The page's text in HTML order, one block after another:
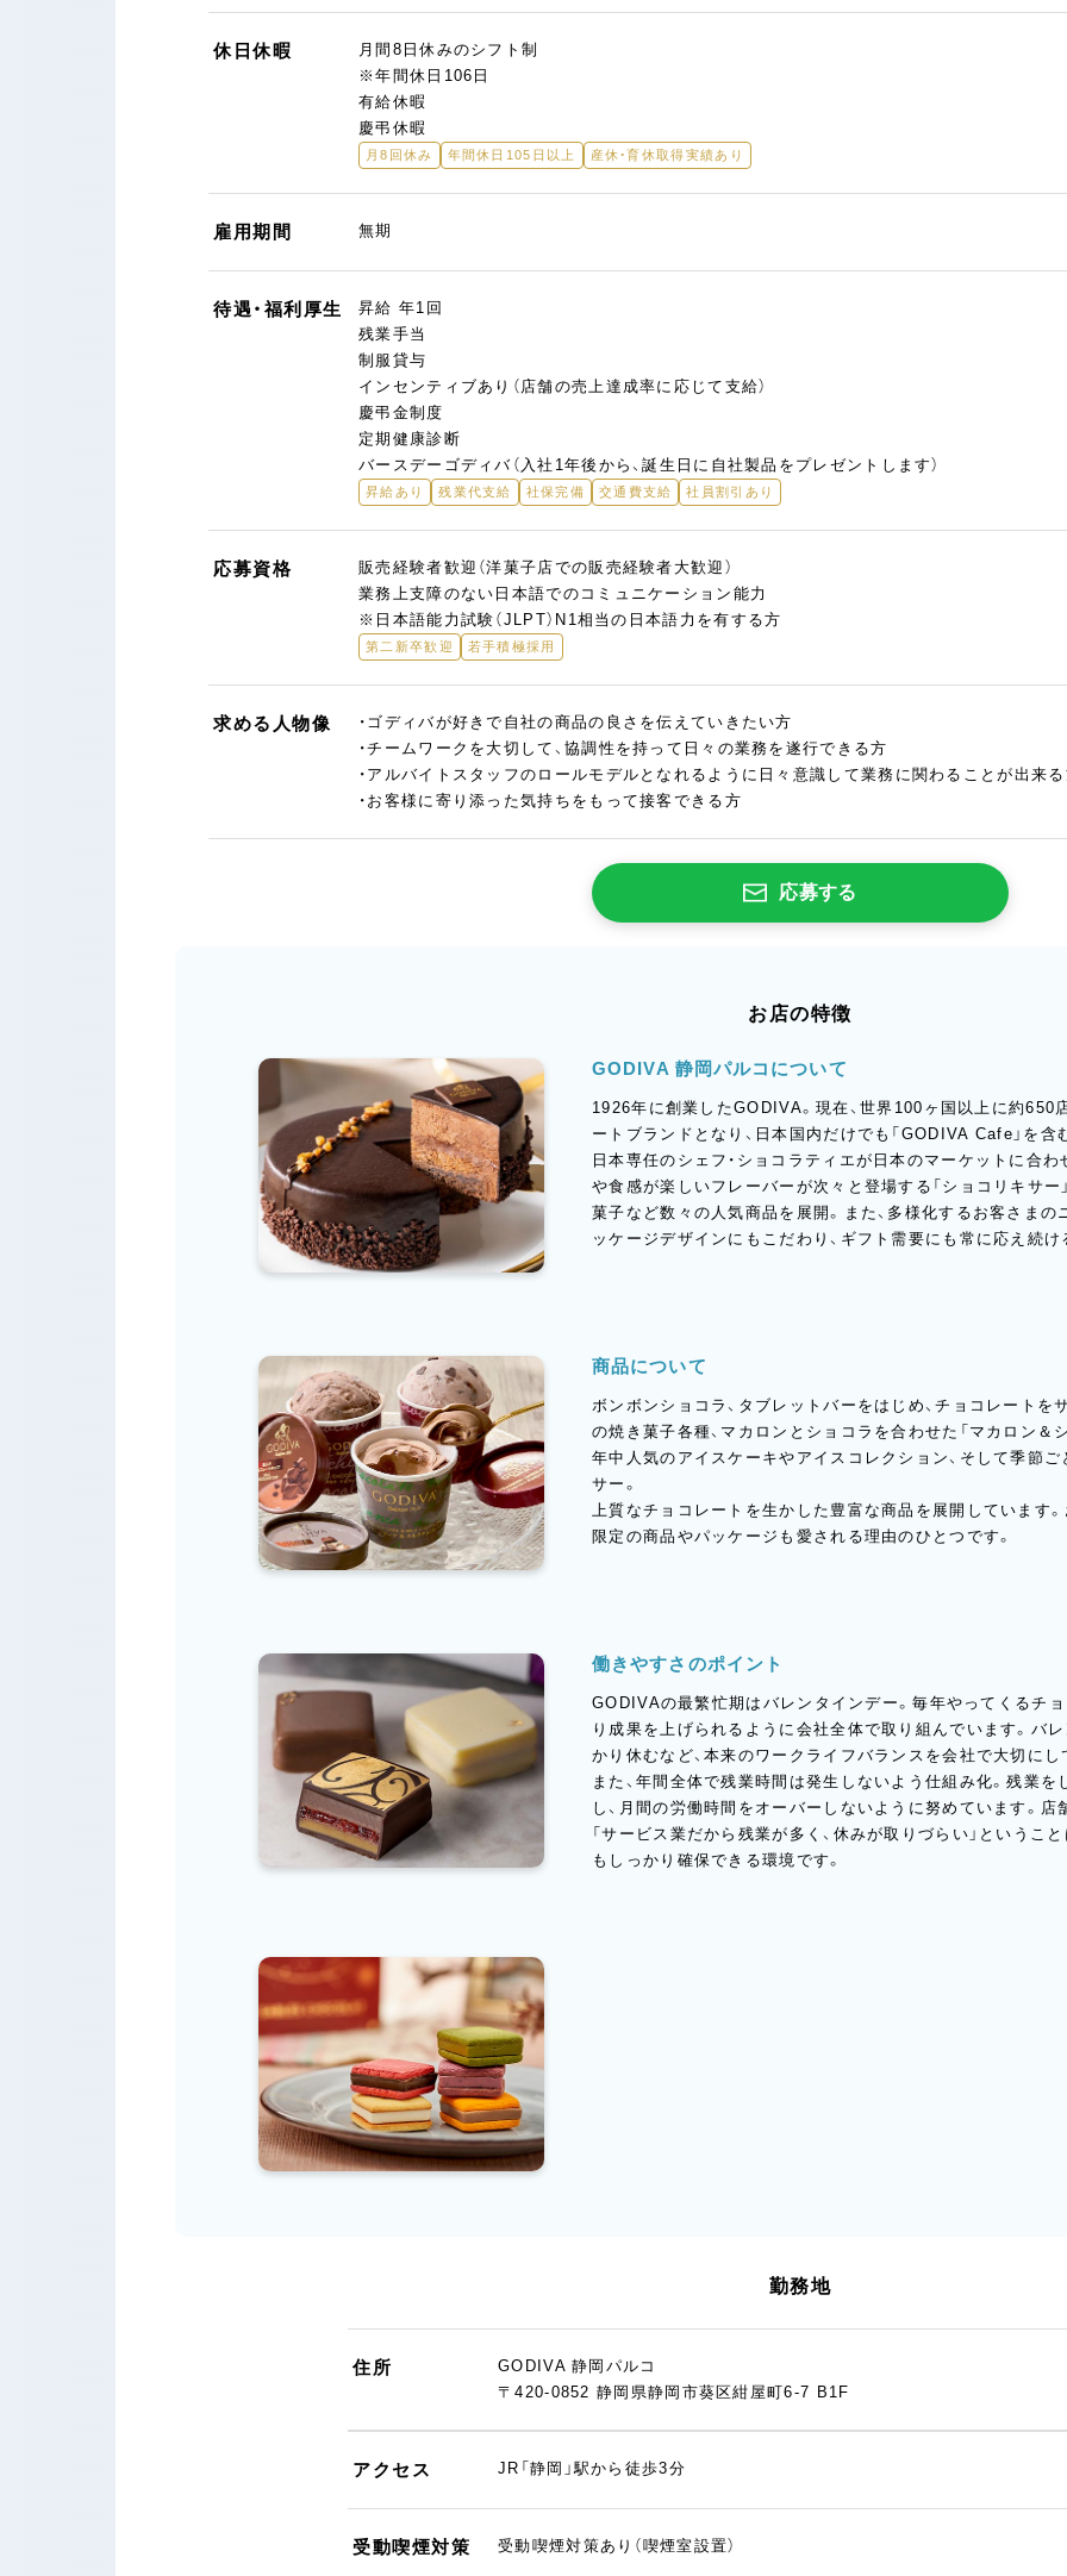
休日休暇
月間8日休みのシフト制
※年間休日106日
有給休暇
慶弔休暇
月8回休み 年間休日105日以上 産休・育休取得実績あり
雇用期間 無期
待遇・福利厚生
昇給 年1回
残業手当
制服貸与
インセンティブあり（店舗の売上達成率に応じて支給）
慶弔金制度
定期健康診断
バースデーゴディバ（入社1年後から、誕生日に自社製品をプレゼントします）
昇給あり 残業代支給 社保完備 交通費支給 社員割引あり
応募資格
販売経験者歓迎（洋菓子店での販売経験者大歓迎）
業務上支障のない日本語でのコミュニケーション能力
※日本語能力試験（JLPT）N1相当の日本語力を有する方
第二新卒歓迎 若手積極採用
求める人物像
・ゴディバが好きで自社の商品の良さを伝えていきたい方
・チームワークを大切して、協調性を持って日々の業務を遂行できる方
・アルバイトスタッフのロールモデルとなれるように日々意識して業務に関わることが出来
・お客様に寄り添った気持ちをもって接客できる方
応募する
お店の特徴
GODIVA 静岡パルコについて
1926年に創業したGODIVA。現在、世界100ヶ国以上に約650
ートブランドとなり、日本国内だけでも「GODIVA Cafe」を
日本専任のシェフ・ショコラティエが日本のマーケットに合
や食感が楽しいフレーバーが次々と登場する「ショコリキサー
菓子など数々の人気商品を展開。また、多様化するお客さま
ッケージデザインにもこだわり、ギフト需要にも常に応え続け
商品について
ボンボンショコラ、タブレットバーをはじめ、チョコレート
の焼き菓子各種、マカロンとショコラを合わせた「マカロン＆
年中人気のアイスケーキやアイスコレクション、そして季節
サー。
上質なチョコレートを生かした豊富な商品を展開しています
限定の商品やパッケージも愛される理由のひとつです。
働きやすさのポイント
GODIVAの最繁忙期はバレンタインデー。毎年やってくるチ
り成果を上げられるように会社全体で取り組んでいます。バ
かり休むなど、本来のワークライフバランスを会社で大切にし
また、年間全体で残業時間は発生しないよう仕組み化。残業
し、月間の労働時間をオーバーしないように努めています。
「サービス業だから残業が多く、休みが取りづらい」というこ
もしっかり確保できる環境です。
勤務地
住所
GODIVA 静岡パルコ
〒420-0852 静岡県静岡市葵区紺屋町6-7 B1F
アクセス JR「静岡」駅から徒歩3分
受動喫煙対策 受動喫煙対策あり（喫煙室設置）